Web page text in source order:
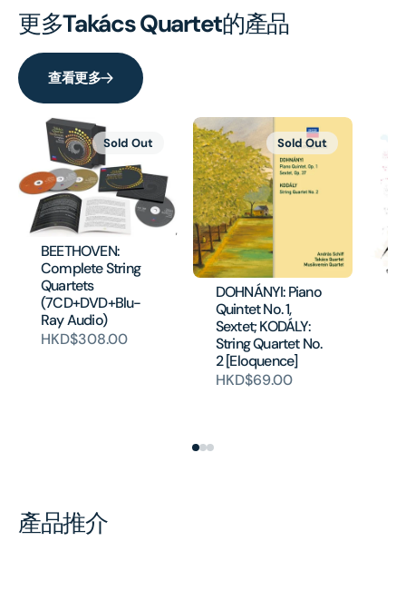
更多Takács Quartet的產品
查看更多
BEETHOVEN:
Complete String
Quartets
(7CD+DVD+Blu-
Ray Audio)
HKD$308.00
Sold Out
DOHNÁNYI: Piano
Quintet No. 1,
Sextet; KODÁLY:
String Quartet No.
2 [Eloquence]
HKD$69.00
Sold Out
產品推介